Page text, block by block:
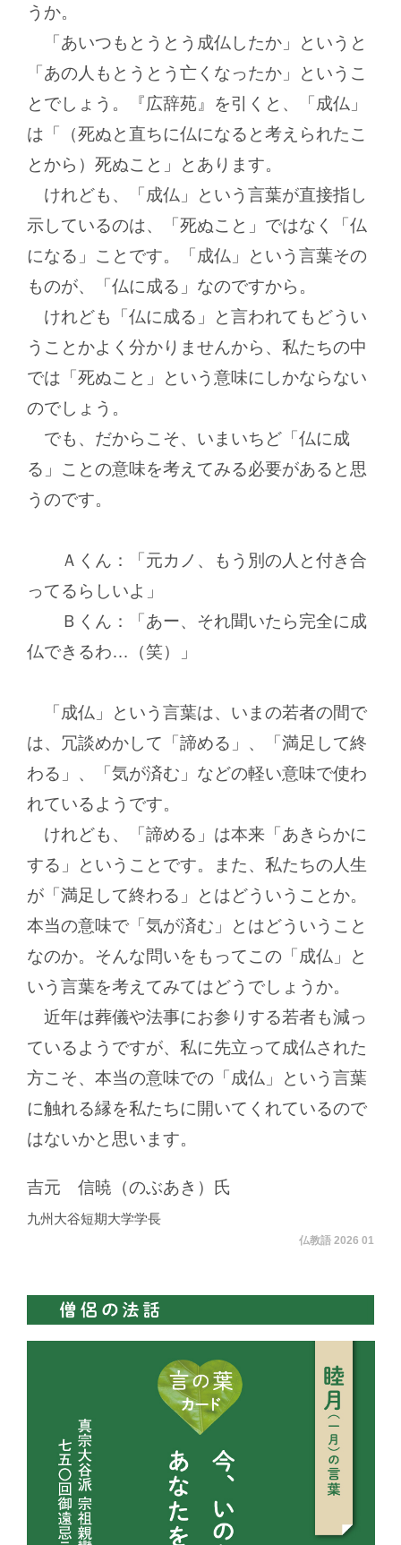
うか。
「あいつもとうとう成仏したか」というと
「あの人もとうとう亡くなったか」というこ
とでしょう。『広辞苑』を引くと、「成仏」
は「（死ぬと直ちに仏になると考えられたこ
とから）死ぬこと」とあります。
けれども、「成仏」という言葉が直接指し
示しているのは、「死ぬこと」ではなく「仏
になる」ことです。「成仏」という言葉その
ものが、「仏に成る」なのですから。
けれども「仏に成る」と言われてもどうい
うことかよく分かりませんから、私たちの中
では「死ぬこと」という意味にしかならない
のでしょう。
でも、だからこそ、いまいちど「仏に成
る」ことの意味を考えてみる必要があると思
うのです。
Ａくん：「元カノ、もう別の人と付き合
ってるらしいよ」
Ｂくん：「あー、それ聞いたら完全に成
仏できるわ…（笑）」
「成仏」という言葉は、いまの若者の間で
は、冗談めかして「諦める」、「満足して終
わる」、「気が済む」などの軽い意味で使わ
れているようです。
けれども、「諦める」は本来「あきらかに
する」ということです。また、私たちの人生
が「満足して終わる」とはどういうことか。
本当の意味で「気が済む」とはどういうこと
なのか。そんな問いをもってこの「成仏」と
いう言葉を考えてみてはどうでしょうか。
近年は葬儀や法事にお参りする若者も減っ
ているようですが、私に先立って成仏された
方こそ、本当の意味での「成仏」という言葉
に触れる縁を私たちに開いてくれているので
はないかと思います。
吉元 信暁（のぶあき）氏
九州大谷短期大学学長
仏教語 2026 01